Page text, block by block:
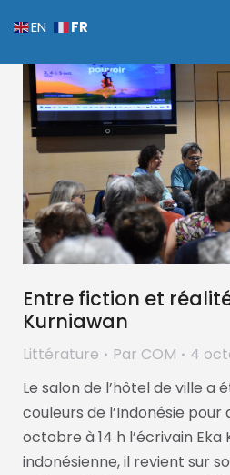
Entre fiction et
Kurniawan
Littérature Par COM
4
Le salon de l’hôtel de ville a
couleurs de l’Indonésie
octobre à 14 h l’écrivain Eka
indonésienne, il revient sur
EN FR